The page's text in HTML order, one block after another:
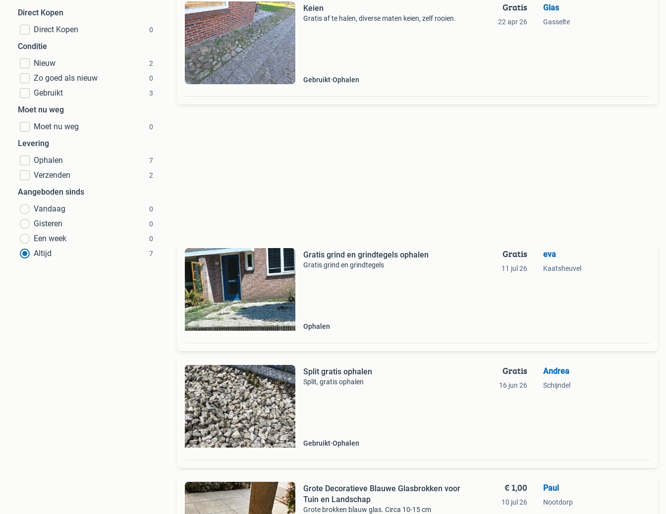
Direct Kopen
Direct Kopen
0
Conditie
Nieuw
2
Zo goed als nieuw 0
Gebruikt 3
Moet nu weg
Moet nu weg
0
Levering
Ophalen
7
Verzenden 2
Aangeboden sinds
Vandaag
0
Gisteren 0
Een week 0
Altijd 7
Keien
Gratis af te halen, diverse maten keien, zelf rooien.
Gebruikt Ophalen
Gratis
22 apr 26
Glas
Gasselte
Gratis grind en grindtegels ophalen
Gratis grind en grindtegels
Ophalen
Gratis
11 jul 26
eva
Kaatsheuvel
Split gratis ophalen
Split, gratis ophalen
Gebruikt Ophalen
Gratis
16 jun 26
Andrea
Schijndel
Grote Decoratieve Blauwe Glasbrokken voor
Tuin en Landschap
Grote brokken blauw glas. Circa 10-15 cm
€ 1,00
10 jul 26
Paul
Nootdorp